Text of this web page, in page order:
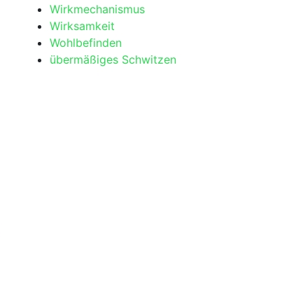
Wirkmechanismus
Wirksamkeit
Wohlbefinden
übermäßiges Schwitzen